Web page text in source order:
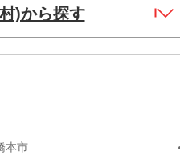
)から探す
本市